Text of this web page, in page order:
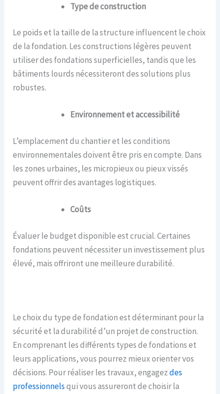
Type de construction
Le poids et la taille de la structure influencent le choix
de la fondation. Les constructions légères peuvent
utiliser des fondations superficielles, tandis que les
bâtiments lourds nécessiteront des solutions plus
robustes.
Environnement et accessibilité
L’emplacement du chantier et les conditions
environnementales doivent être pris en compte. Dans
les zones urbaines, les micropieux ou pieux vissés
peuvent offrir des avantages logistiques.
Coûts
Évaluer le budget disponible est crucial. Certaines
fondations peuvent nécessiter un investissement plus
élevé, mais offriront une meilleure durabilité.
Le choix du type de fondation est déterminant pour la
sécurité et la durabilité d’un projet de construction.
En comprenant les différents types de fondations et
leurs applications, vous pourrez mieux orienter vos
décisions. Pour réaliser les travaux, engagezdes
professionnelsqui vous assureront de choisir la